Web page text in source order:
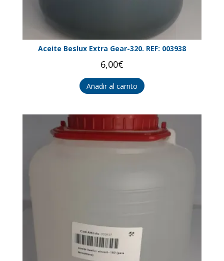
Aceite Beslux Extra Gear-320. REF: 003938
6,00€
Añadir al carrito